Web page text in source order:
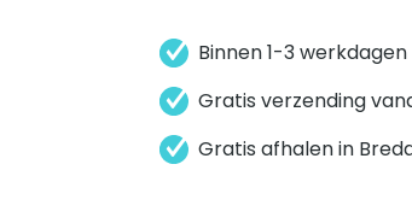
aantal
Binnen 1-3
Gratis verzending
Gratis afhalen in